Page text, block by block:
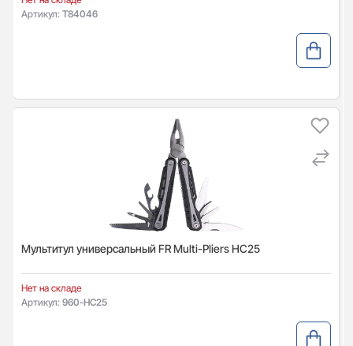
Артикул: T84046
Мультитул универсальный FR Multi-Pliers HC25
Нет на складе
Артикул: 960-HC25